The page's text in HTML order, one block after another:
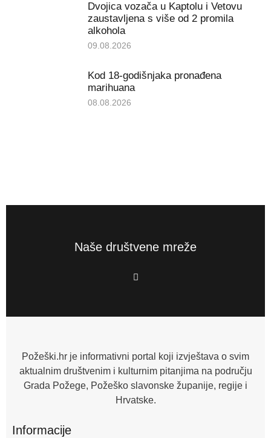
Dvojica vozača u Kaptolu i Vetovu
zaustavljena s više od 2 promila
alkohola
09.08.2026
Kod 18-godišnjaka pronađena
marihuana
08.08.2026
Naše društvene mreže
F
a
o
f
Požeški.hr je informativni portal koji izvještava o svim
aktualnim društvenim i kulturnim pitanjima na području
Grada Požege, Požeško slavonske županije, regije i
Hrvatske.
Informacije